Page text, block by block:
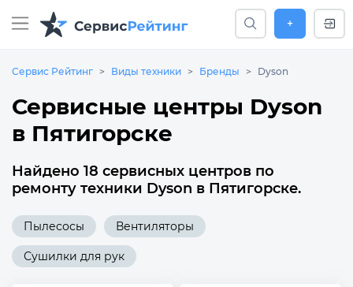
+
Сервис Рейтинг Виды техники Бренды Dyson
Сервисные центры Dyson
в Пятигорске
Найдено 18 сервисных центров по
ремонту техники Dyson в Пятигорске.
Пылесосы Вентиляторы
Сушилки для рук